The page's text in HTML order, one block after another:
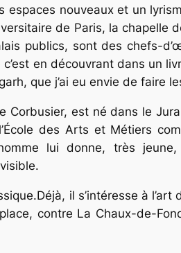
nouveaux et un
de Paris, la chapelle
publics, sont des chefs-
en découvrant dans un
que j’ai eu envie de faire
Corbusier, est né dans le
des Arts et Métiers
lui donne, très
il s’intéresse à l’art
contre La Chaux-de-